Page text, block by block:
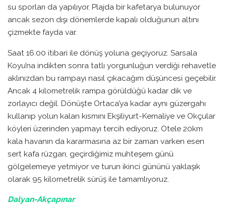
su sporları da yapılıyor. Plajda bir kafetarya bulunuyor
ancak sezon dışı dönemlerde kapalı olduğunun altını
çizmekte fayda var.
Saat 16.00 itibari ile dönüş yoluna geçiyoruz. Sarsala
Koyu’na indikten sonra tatlı yorgunluğun verdiği rehavetle
aklınızdan bu rampayı nasıl çıkacağım düşüncesi geçebilir.
Ancak 4 kilometrelik rampa görüldüğü kadar dik ve
zorlayıcı değil. Dönüşte Ortaca’ya kadar aynı güzergahı
kullanıp yolun kalan kısmını Ekşiliyurt-Kemaliye ve Okçular
köyleri üzerinden yapmayı tercih ediyoruz. Otele 20km
kala havanın da kararmasına az bir zaman varken esen
sert kafa rüzgarı, geçirdiğimiz muhteşem günü
gölgelemeye yetmiyor ve turun ikinci gününü yaklaşık
olarak 95 kilometrelik sürüş ile tamamlıyoruz.
Dalyan-Akçapınar